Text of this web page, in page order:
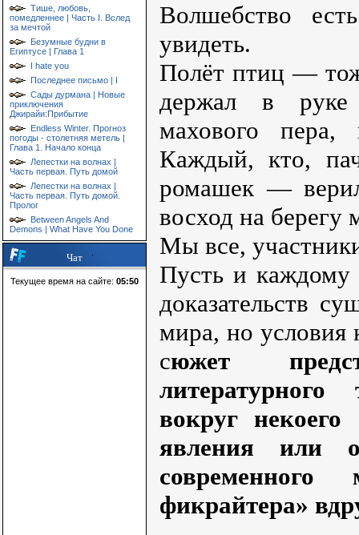
Тише, любовь,
помедленнее | Часть I. Вслед
за мечтой
Безумные будни в
Египтусе | Глава 1
I hate you
Последнее письмо | I
Сады дурмана | Новые
приключения
Джирайи:Прибытие
Endless Winter. Прогноз
погоды - столетняя метель |
Глава 1. Начало конца
Лепестки на волнах |
Часть первая. Путь домой
Лепестки на волнах |
Часть первая. Путь домой.
Пролог
Between Angels And
Demons | What Have You Done
Чат
Текущее время на сайте: 05:50
Волшебство
увидеть.
Полёт птиц —
держал в руке
махового
Каждый, кто,
ромашек —
восход на
Мы все,
Пусть и каждому
доказательств
мира, но условия
сюжет
вокруг
явления или
фикрайтера»